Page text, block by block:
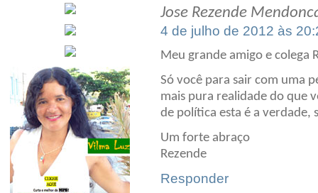
Jose Rezende
4 de julho de 2012 às
Meu grande amigo e colega
Só você para sair com uma
mais pura realidade do que
de política esta é a verdade,
Um forte abraço
Rezende
Responder